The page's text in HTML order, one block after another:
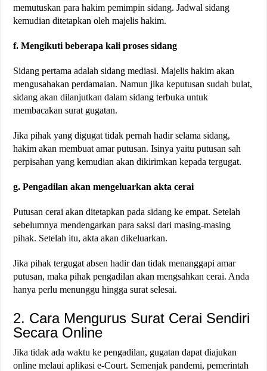
memutuskan para hakim pemimpin sidang. Jadwal sidang
kemudian ditetapkan oleh majelis hakim.
f. Mengikuti beberapa kali proses sidang
Sidang pertama adalah sidang mediasi. Majelis hakim akan
mengusahakan perdamaian. Namun jika keputusan sudah bulat,
sidang akan dilanjutkan dalam sidang terbuka untuk
membacakan surat gugatan.
Jika pihak yang digugat tidak pernah hadir selama sidang,
hakim akan membuat amar putusan. Isinya yaitu putusan sah
perpisahan yang kemudian akan dikirimkan kepada tergugat.
g. Pengadilan akan mengeluarkan akta cerai
Putusan cerai akan ditetapkan pada sidang ke empat. Setelah
sebelumnya mendengarkan para saksi dari masing-masing
pihak. Setelah itu, akta akan dikeluarkan.
Jika pihak tergugat absen hadir dan tidak menanggapi amar
putusan, maka pihak pengadilan akan mengsahkan cerai. Anda
hanya perlu menunggu hingga surat selesai.
2. Cara Mengurus Surat Cerai Sendiri
Secara Online
Jika tidak ada waktu ke pengadilan, gugatan dapat diajukan
online melaui aplikasi e-Court. Semenjak pandemi, pemerintah